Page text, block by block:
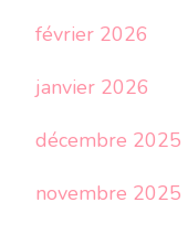
février 2026
janvier 2026
décembre 2025
novembre 2025